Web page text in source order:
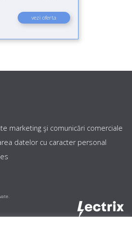
vezi oferta
marketing şi comunicări comerciale
datelor cu caracter personal